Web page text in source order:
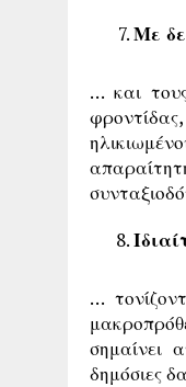
Με
… και
…
σημαίνει
δημόσιες